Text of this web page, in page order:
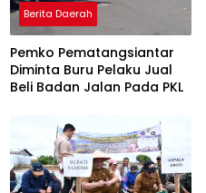
Berita Daerah
Pemko Pematangsiantar
Diminta Buru Pelaku Jual
Beli Badan Jalan Pada PKL